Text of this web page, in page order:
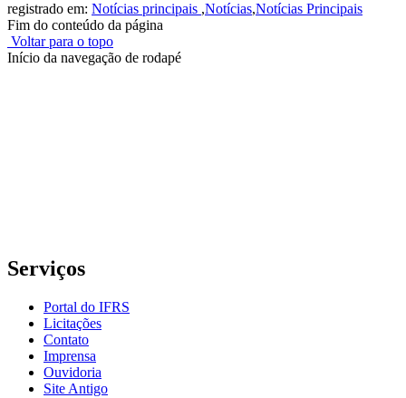
registrado em: Notícias principais ,Notícias,Notícias Principais
Fim do conteúdo da página
Voltar para o topo
Início da navegação de rodapé
Serviços
Portal do IFRS
Licitações
Contato
Imprensa
Ouvidoria
Site Antigo